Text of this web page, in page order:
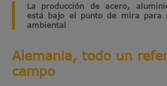
La producción de acero,
está bajo el punto de mira para
ambiental
Alemania, todo un
campo